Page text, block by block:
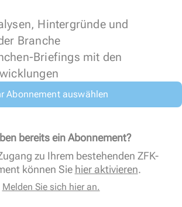
Hintergründe und
Branche
Briefings mit den
Abonnement auswählen
bereits ein Abonnement?
zu Ihrem bestehenden ZFK-
können Sie hier aktivieren.
Melden Sie sich hier an.